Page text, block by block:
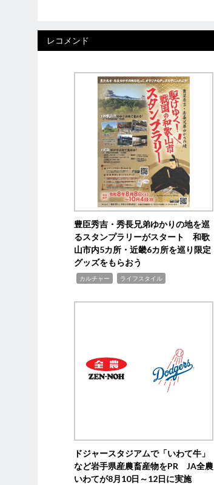
レコメンド
豊臣秀吉・秀長兄弟ゆかりの地を巡
るスタンプラリーがスタート 和歌
山市内5カ所・近畿6カ所を巡り限定
グッズをもらおう
カルチャー ライフスタイル
ドジャースタジアムで「いわて牛」
など岩手県産農畜産物をPR JA全農
いわてが8月10日～12日に実施